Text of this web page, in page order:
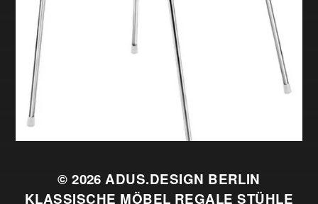
© 2026ADUS.DESIGN BERLIN
KLASSISCHE MÖBEL REGALE STÜHLE